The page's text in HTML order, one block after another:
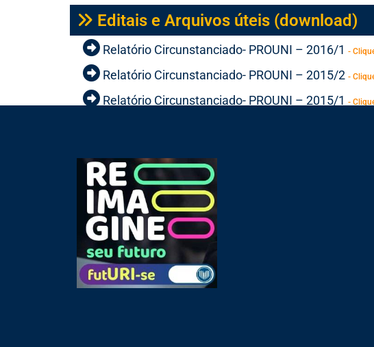
Editais e Arquivos úteis (download)
Relatório Circunstanciado- PROUNI – 2016/1 -
Relatório Circunstanciado- PROUNI – 2015/2 -
Relatório Circunstanciado- PROUNI – 2015/1 -